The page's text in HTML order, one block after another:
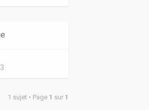
1 sujet • Page 1 sur 1